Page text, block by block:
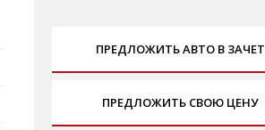
ПРЕДЛОЖИТЬ АВТО В ЗАЧЕТ
ПРЕДЛОЖИТЬ СВОЮ ЦЕНУ